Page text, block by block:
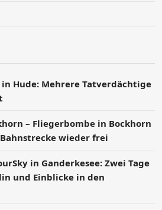
Hude: Mehrere Tatverdächtige
– Fliegerbombe in Bockhorn
wieder frei
in Ganderkesee: Zwei Tage
und Einblicke in den